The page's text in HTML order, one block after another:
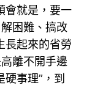
會就是，要一
困難、搞改
長起來的省勞
離不開手邊
事理”，到